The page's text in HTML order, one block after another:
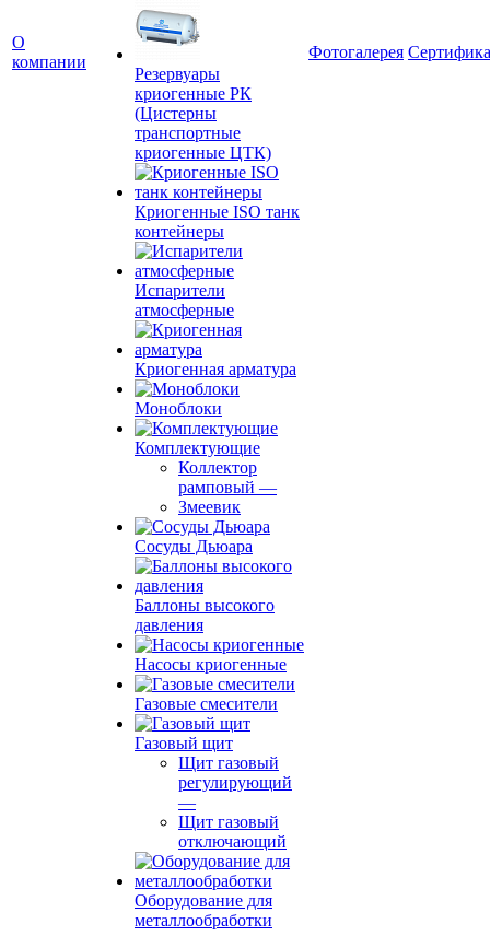
О
компании
Резервуары
криогенные РК
(Цистерны
транспортные
криогенные ЦТК)
Криогенные ISO танк
контейнеры
Испарители
атмосферные
Криогенная арматура
Моноблоки
Комплектующие
Коллектор
рамповый —
Змеевик
Сосуды Дьюара
Баллоны высокого
давления
Насосы криогенные
Газовые смесители
Газовый щит
Щит газовый
регулирующий
—
Щит газовый
отключающий
Оборудование для
металлообработки
Фотогалерея